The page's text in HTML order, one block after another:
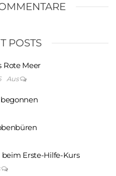
POSTS
Rote Meer
Aus
Erste-Hilfe-Kurs